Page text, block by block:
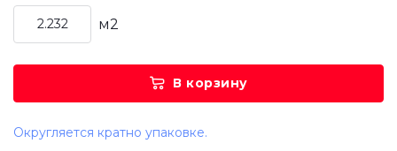
м2
В корзину
Округляется кратно упаковке.